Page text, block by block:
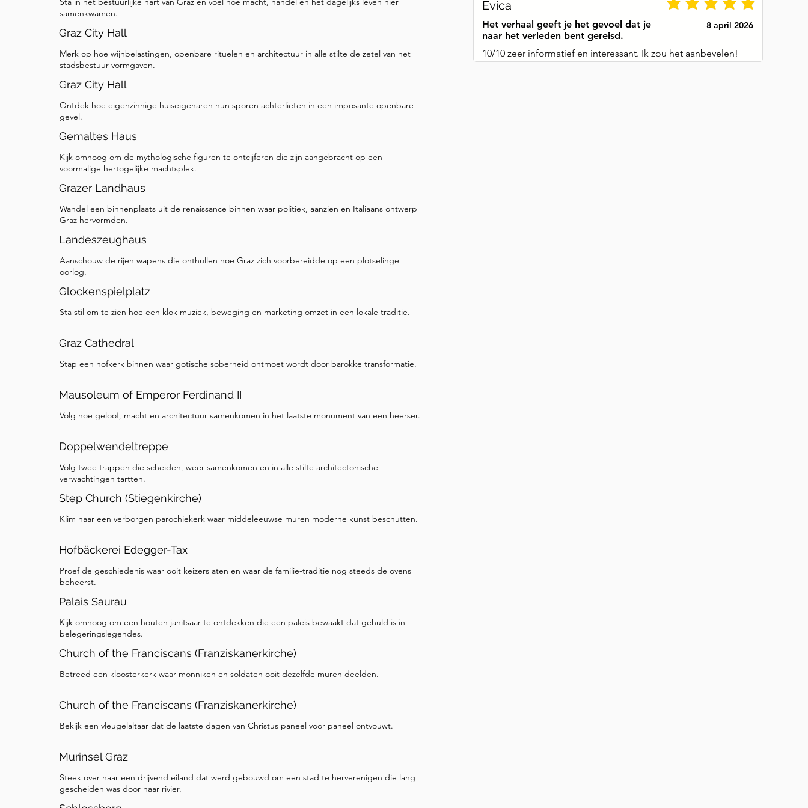
de goden. Gezeten daar precies tussenin is Vesta, getoond als een waardige
vrouw gehuld in een helder gele mantel, een kleur die vaak geassocieerd
wordt met de warmte van de haard en huis. Haar kalme, zittende houding
symboliseert de stabiliteit en heiligheid van de huiselijke sfeer. De
je goed kijkt naar de linkerkant van Vulcanus in het volgende kader, is er een
kleine putto (kind) wiens been een 3D sculptuur is die uit de vlakke muur
steekt om de illusie van diepte te versterken. Aan de bovenkant, richting het
dak, vind je de zwaargewichten, de goden van de kosmische en goddelijke
orde. Je zult Apollo, Pluto, Jupiter, of Zeus ontdekken. Terwijl we verdergaan
langs de Herrengasse, houd dat gevoel van nieuwsgierigheid vast. We
bewegen ons van de openbare galerie van de straten naar een verborgen
heiligdom van steen en bogen.
samenkwamen.
Graz City Hall
Merk op hoe wijnbelastingen, openbare rituelen en architectuur in alle stilte de zetel van het
stadsbestuur vormgaven.
Graz City Hall
Ontdek hoe eigenzinnige huiseigenaren hun sporen achterlieten in een imposante openbare
gevel.
Gemaltes Haus
Kijk omhoog om de mythologische figuren te ontcijferen die zijn aangebracht op een
voormalige hertogelijke machtsplek.
Grazer Landhaus
Wandel een binnenplaats uit de renaissance binnen waar politiek, aanzien en Italiaans ontwerp
Graz hervormden.
Landeszeughaus
Aanschouw de rijen wapens die onthullen hoe Graz zich voorbereidde op een plotselinge
oorlog.
Glockenspielplatz
Sta stil om te zien hoe een klok muziek, beweging en marketing omzet in een lokale traditie.
Graz Cathedral
Stap een hofkerk binnen waar gotische soberheid ontmoet wordt door barokke transformatie.
Mausoleum of Emperor Ferdinand II
Volg hoe geloof, macht en architectuur samenkomen in het laatste monument van een heerser.
Doppelwendeltreppe
Volg twee trappen die scheiden, weer samenkomen en in alle stilte architectonische
verwachtingen tartten.
Step Church (Stiegenkirche)
Klim naar een verborgen parochiekerk waar middeleeuwse muren moderne kunst beschutten.
Hofbäckerei Edegger-Tax
Proef de geschiedenis waar ooit keizers aten en waar de familie-traditie nog steeds de ovens
beheerst.
Palais Saurau
Kijk omhoog om een houten janitsaar te ontdekken die een paleis bewaakt dat gehuld is in
belegeringslegendes.
Church of the Franciscans (Franziskanerkirche)
Betreed een kloosterkerk waar monniken en soldaten ooit dezelfde muren deelden.
Church of the Franciscans (Franziskanerkirche)
Bekijk een vleugelaltaar dat de laatste dagen van Christus paneel voor paneel ontvouwt.
Murinsel Graz
Steek over naar een drijvend eiland dat werd gebouwd om een stad te herverenigen die lang
gescheiden was door haar rivier.
Evica
Het verhaal geeft je het gevoel dat je
naar het verleden bent gereisd.
8 april 2026
10/10 zeer informatief en interessant. Ik zou het aanbevelen!